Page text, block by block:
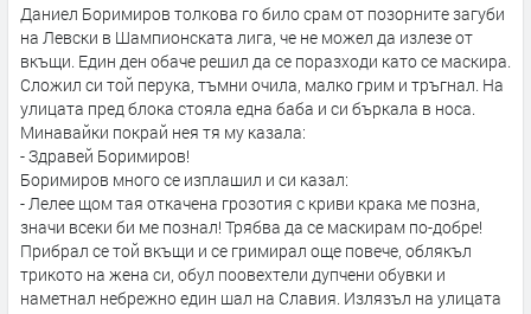
Даниел Боримиров толкова го било срам от позорните загуби
на Левски в Шампионската лига, че не можел да излезе от
вкъщи. Един ден обаче решил да се поразходи като се маскира.
Сложил си той перука, тъмни очила, малко грим и тръгнал. На
улицата пред блока стояла една баба и си бъркала в носа.
Минавайки покрай нея тя му казала:
- Здравей Боримиров!
Боримиров много се изплашил и си казал:
- Лелее щом тая откачена грозотия с криви крака ме позна,
значи всеки би ме познал! Трябва да се маскирам по-добре!
Прибрал се той вкъщи и се гримирал още повече, облякъл
трикото на жена си, обул поовехтели дупчени обувки и
наметнал небрежно един шал на Славия. Излязъл на улицата